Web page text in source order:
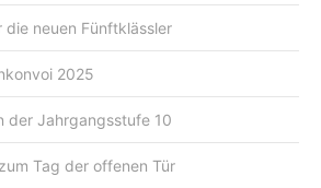
neuen Fünftklässler
2025
der Jahrgangsstufe 10
Tag der offenen Tür